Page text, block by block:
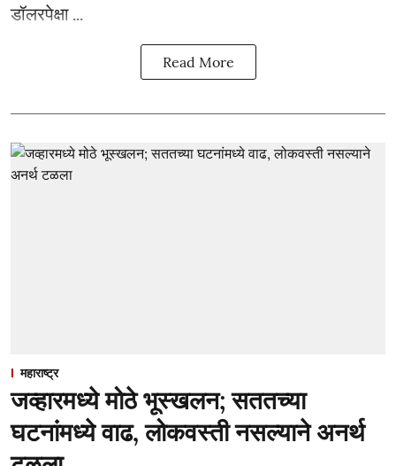
डॉलरपेक्षा ...
Read More
महाराष्ट्र
जव्हारमध्ये मोठे भूस्खलन; सततच्या
घटनांमध्ये वाढ, लोकवस्ती नसल्याने अनर्थ